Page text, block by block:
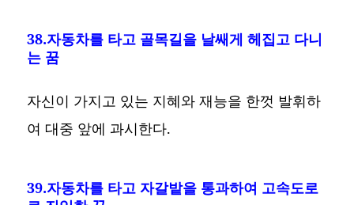
38.자동차를 타고 골목길을 날쌔게 헤집고 다니
는 꿈
자신이 가지고 있는 지혜와 재능을 한껏 발휘하
여 대중 앞에 과시한다.
39.자동차를 타고 자갈밭을 통과하여 고속도로